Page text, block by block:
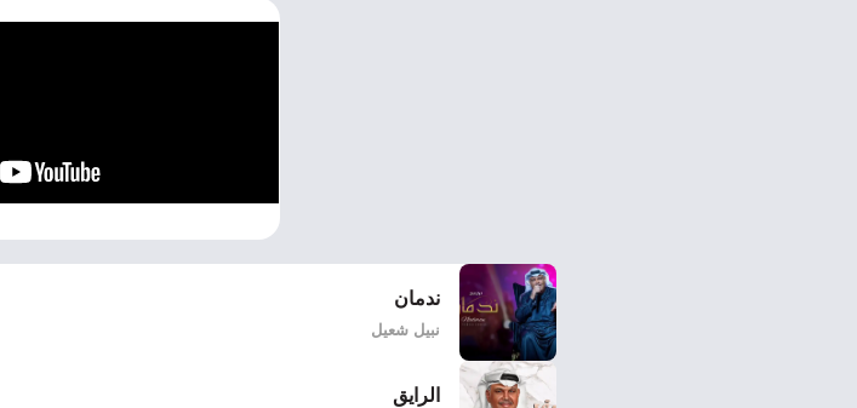
ندمان
نبيل شعيل
الرايق